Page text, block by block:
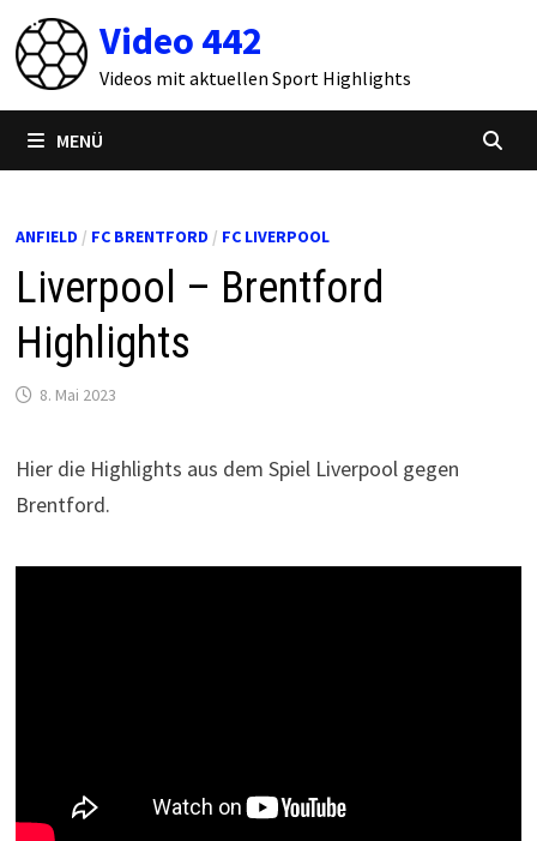
Zum
Inhalt
springen
Video 442
Videos mit aktuellen Sport Highlights
MENÜ
ANFIELD / FC BRENTFORD / FC LIVERPOOL
Liverpool – Brentford
Highlights
8. Mai 2023
Hier die Highlights aus dem Spiel Liverpool gegen
Brentford.